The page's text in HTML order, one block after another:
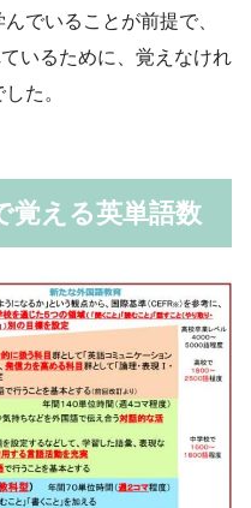
でいることが前提で、
いるために、覚えなけれ
た。
覚える英単語数